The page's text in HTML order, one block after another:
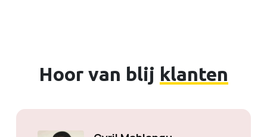
Hoor van blij klanten